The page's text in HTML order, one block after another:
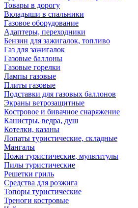
Товары в дорогу
Вкладыши в спальники
Газовое оборудование
Адаптеры, переходники
Бензин для зажигалок, топливо
Газ для зажигалок
Газовые баллоны
Газовые горелки
Лампы газовые
Плиты газовые
Подставки для газовых баллонов
Экраны ветрозащитные
Костровое и бивачное снаряжение
Канистры, ведра, душ
Котелки, казаны
Лопаты туристические, складные
Мангалы
Ножи туристические, мультитулы
Пилы туристические
Решетки гриль
Средства для розжига
Топоры туристические
Треноги костровые